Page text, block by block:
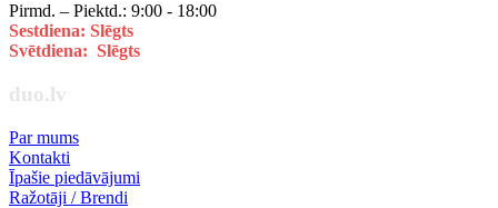
Pirmd. – Piektd.: 9:00 - 18:00
Sestdiena: Slēgts
Svētdiena: Slēgts
duo.lv
Par mums
Kontakti
Īpašie piedāvājumi
Ražotāji / Brendi